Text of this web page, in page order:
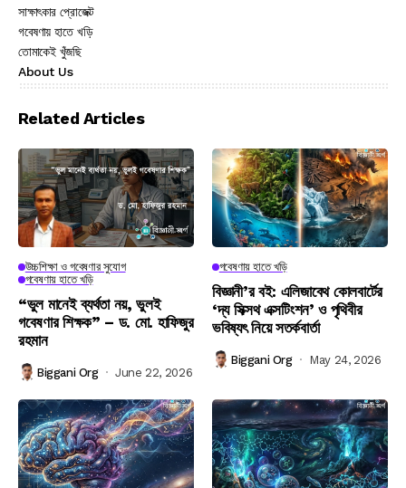
সাক্ষাৎকার প্রোজেক্ট
গবেষণায় হাতে খড়ি
তোমাকেই খুঁজছি
About Us
Related Articles
উচ্চশিক্ষা ও গবেষণার সুযোগ
গবেষণায় হাতে খড়ি
“ভুল মানেই ব্যর্থতা নয়, ভুলই
গবেষণার শিক্ষক” – ড. মো. হাফিজুর
রহমান
Biggani Org June 22, 2026
গবেষণায় হাতে খড়ি
বিজ্ঞানী’র বই: এলিজাবেথ কোলবার্টের
‘দ্য সিক্সথ এক্সটিংশন’ ও পৃথিবীর
ভবিষ্যৎ নিয়ে সতর্কবার্তা
Biggani Org May 24, 2026